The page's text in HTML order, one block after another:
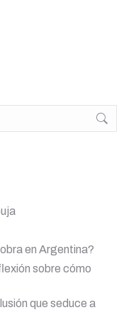
en Argentina?
sobre cómo
que seduce a